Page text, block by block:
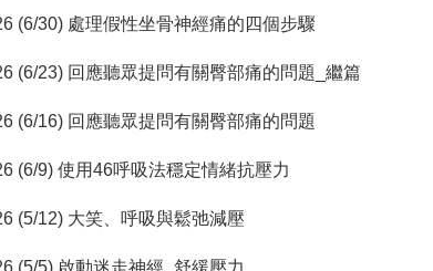
(6/30) 處理假性坐骨神經痛的四個步驟
(6/23) 回應聽眾提問有關臀部痛的問題_繼篇
(6/16) 回應聽眾提問有關臀部痛的問題
(6/9) 使用46呼吸法穩定情緒抗壓力
(5/12) 大笑、呼吸與鬆弛減壓
(5/5) 啟動迷走神經_舒緩壓力